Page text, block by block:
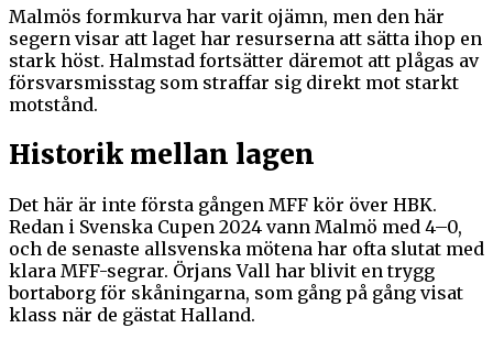
Malmös formkurva har varit ojämn, men den här
segern visar att laget har resurserna att sätta ihop en
stark höst. Halmstad fortsätter däremot att plågas av
försvarsmisstag som straffar sig direkt mot starkt
motstånd.
Historik mellan lagen
Det här är inte första gången MFF kör över HBK.
Redan i Svenska Cupen 2024 vann Malmö med 4–0,
och de senaste allsvenska mötena har ofta slutat med
klara MFF-segrar. Örjans Vall har blivit en trygg
bortaborg för skåningarna, som gång på gång visat
klass när de gästat Halland.